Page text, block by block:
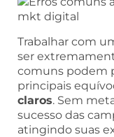
Trabalhar com
ser
comuns podem
principais
claros. Sem
sucesso das
atingindo suas